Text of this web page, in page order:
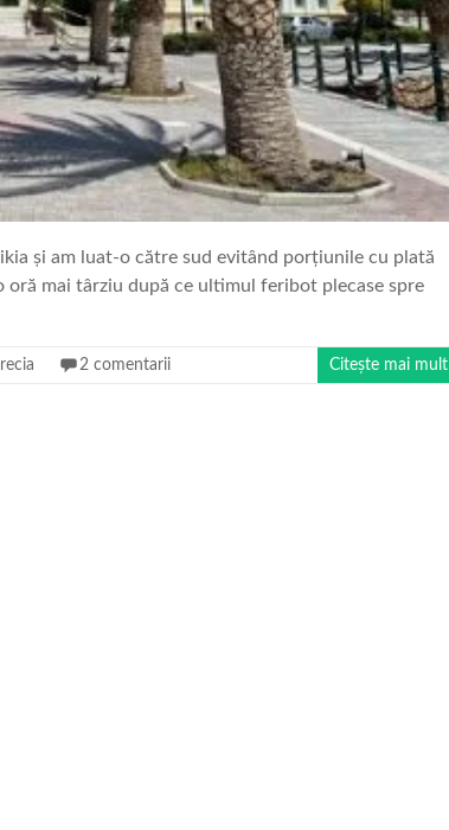
și am luat-o către sud evitând porțiunile cu plată
mai târziu după ce ultimul feribot plecase spre
2 comentarii Citește mai mult